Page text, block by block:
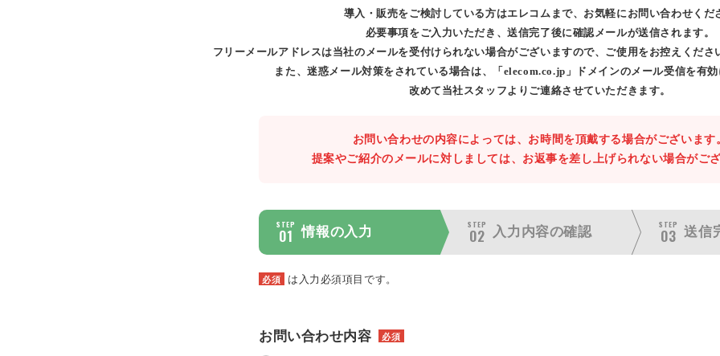
導入・販売をご検討している方はエレコムまで、お気軽にお問い合わせくだ
必要事項をご入力いただき、送信完了後に確認メールが送信されます。
フリーメールアドレスは当社のメールを受付けられない場合がございますので、ご使用をお控えくださ
また、迷惑メール対策をされている場合は、「elecom.co.jp」ドメインのメール受信を有効
改めて当社スタッフよりご連絡させていただきます。
お問い合わせの内容によっては、お時間を頂戴する場合がございます
提案やご紹介のメールに対しましては、お返事を差し上げられない場合がござ
STEP
01 情報の入力
STEP
02 入力内容の確認
STEP
03 送信
必須 は入力必須項目です。
お問い合わせ内容 必須